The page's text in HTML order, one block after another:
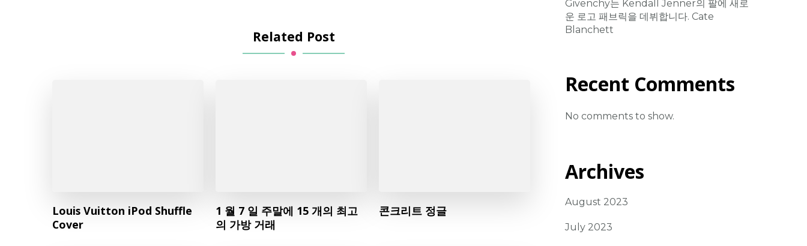
Related Post
Louis Vuitton iPod Shuffle
Cover
1 월 7 일 주말에 15 개의 최고
의 가방 거래
콘크리트 정글
Givenchy는 Kendall Jenner의 팔에 새로
운 로고 패브릭을 데뷔합니다. Cate
Blanchett
Recent Comments
No comments to show.
Archives
August 2023
July 2023